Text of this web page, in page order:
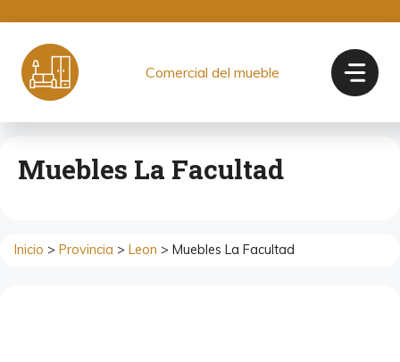
contenido
Comercial del mueble
Muebles La Facultad
Inicio > Provincia > Leon > Muebles La Facultad